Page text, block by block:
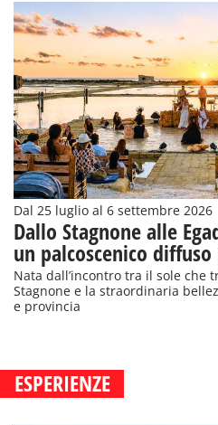
Dal 25 luglio al 6 settembre 2026
Dallo Stagnone alle
un palcoscenico
Nata dall’incontro tra il sole che
Stagnone e la straordinaria
e provincia
ESPERIENZE